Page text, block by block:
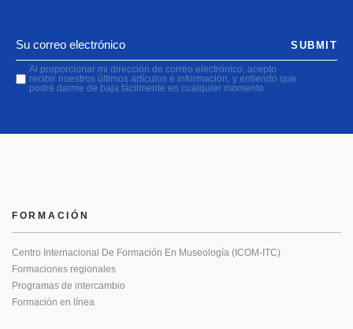
Al proporcionar mi dirección de correo electrónico, acepto
recibir nuestros últimos artículos e información, y entiendo que
podré darme de baja fácilmente en cualquier momento
SUBMIT
FORMACIÓN
Centro Internacional De Formación En Museología (ICOM-ITC)
Formaciones regionales
Programas de intercambio
Formación en línea